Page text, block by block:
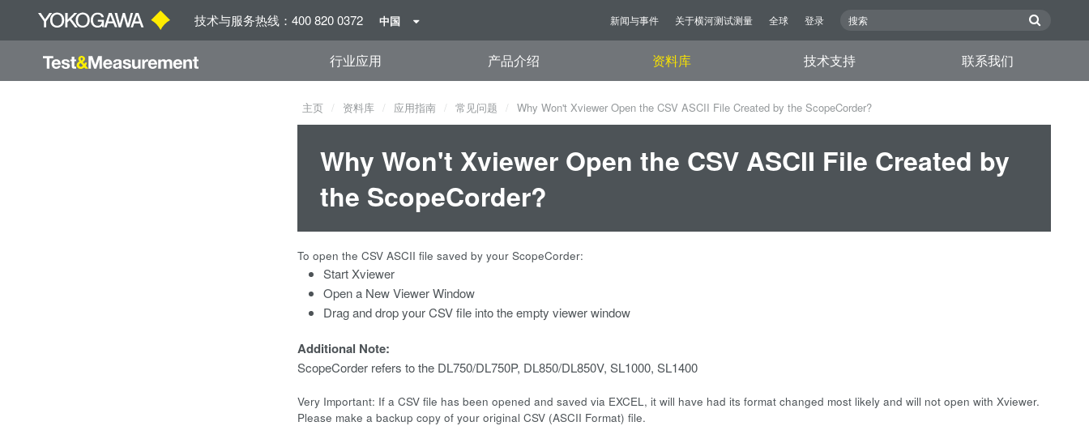
技术与服务热线：400 820 0372 中国 新闻与事件 关于横河测试测量 全球 登录
行业应用 产品介绍 资料库 技术支持 联系我们
主页 资料库 应用指南 常见问题 Why Won't Xviewer Open the CSV ASCII File Created by the ScopeCorder?
Why Won't Xviewer Open the CSV ASCII File Created by
the ScopeCorder?
To open the CSV ASCII file saved by your ScopeCorder:
Start Xviewer
Open a New Viewer Window
Drag and drop your CSV file into the empty viewer window
Additional Note:
ScopeCorder refers to the DL750/DL750P, DL850/DL850V, SL1000, SL1400
Very Important: If a CSV file has been opened and saved via EXCEL, it will have had its format changed most likely and will not open with Xviewer.
Please make a backup copy of your original CSV (ASCII Format) file.